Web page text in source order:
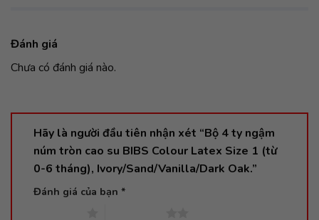
Đánh giá
Chưa có đánh giá nào.
Hãy là người đầu tiên nhận xét “Bộ 4 ty ngậm
núm tròn cao su BIBS Colour Latex Size 1 (từ
0-6 tháng), Ivory/Sand/Vanilla/Dark Oak.”
Đánh giá của bạn *